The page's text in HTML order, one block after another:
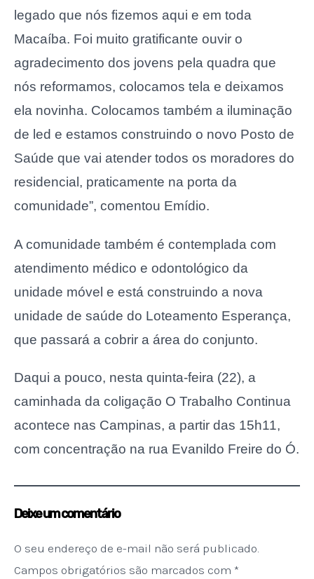
legado que nós fizemos aqui e em toda
Macaíba. Foi muito gratificante ouvir o
agradecimento dos jovens pela quadra que
nós reformamos, colocamos tela e deixamos
ela novinha. Colocamos também a iluminação
de led e estamos construindo o novo Posto de
Saúde que vai atender todos os moradores do
residencial, praticamente na porta da
comunidade”, comentou Emídio.
A comunidade também é contemplada com
atendimento médico e odontológico da
unidade móvel e está construindo a nova
unidade de saúde do Loteamento Esperança,
que passará a cobrir a área do conjunto.
Daqui a pouco, nesta quinta-feira (22), a
caminhada da coligação O Trabalho Continua
acontece nas Campinas, a partir das 15h11,
com concentração na rua Evanildo Freire do Ó.
Deixe um comentário
O seu endereço de e-mail não será publicado.
Campos obrigatórios são marcados com *